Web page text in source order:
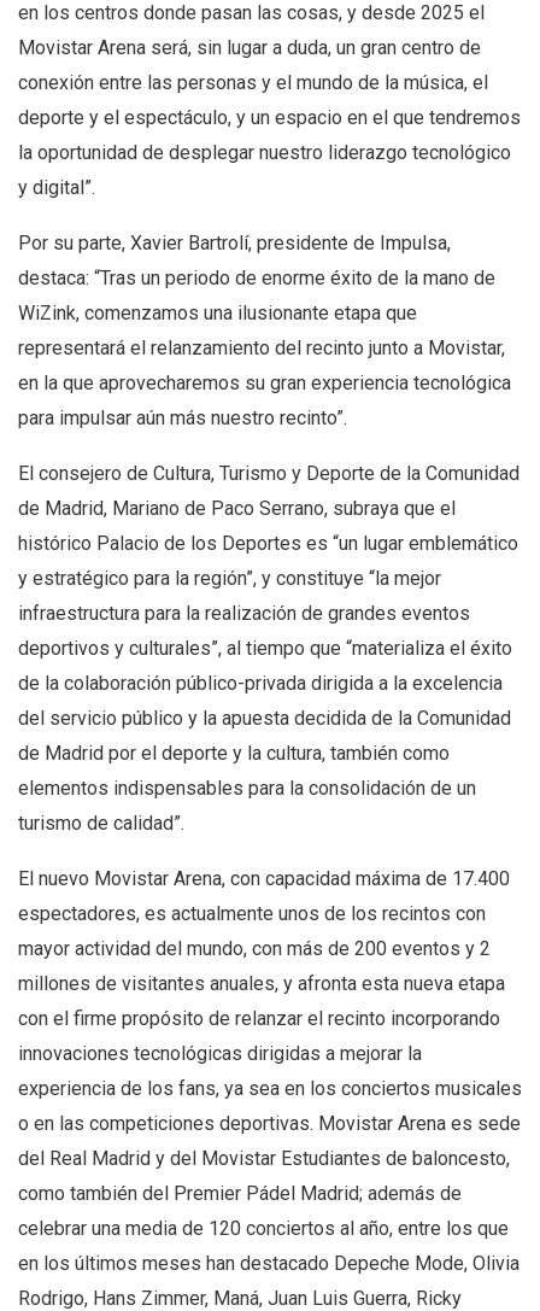
en los centros donde pasan las cosas, y desde 2025 el
Movistar Arena será, sin lugar a duda, un gran centro de
conexión entre las personas y el mundo de la música, el
deporte y el espectáculo, y un espacio en el que tendremos
la oportunidad de desplegar nuestro liderazgo tecnológico
y digital”.
Por su parte, Xavier Bartrolí, presidente de Impulsa,
destaca: “Tras un periodo de enorme éxito de la mano de
WiZink, comenzamos una ilusionante etapa que
representará el relanzamiento del recinto junto a Movistar,
en la que aprovecharemos su gran experiencia tecnológica
para impulsar aún más nuestro recinto”.
El consejero de Cultura, Turismo y Deporte de la Comunidad
de Madrid, Mariano de Paco Serrano, subraya que el
histórico Palacio de los Deportes es “un lugar emblemático
y estratégico para la región”, y constituye “la mejor
infraestructura para la realización de grandes eventos
deportivos y culturales”, al tiempo que “materializa el éxito
de la colaboración público-privada dirigida a la excelencia
del servicio público y la apuesta decidida de la Comunidad
de Madrid por el deporte y la cultura, también como
elementos indispensables para la consolidación de un
turismo de calidad”.
El nuevo Movistar Arena, con capacidad máxima de 17.400
espectadores, es actualmente unos de los recintos con
mayor actividad del mundo, con más de 200 eventos y 2
millones de visitantes anuales, y afronta esta nueva etapa
con el firme propósito de relanzar el recinto incorporando
innovaciones tecnológicas dirigidas a mejorar la
experiencia de los fans, ya sea en los conciertos musicales
o en las competiciones deportivas. Movistar Arena es sede
del Real Madrid y del Movistar Estudiantes de baloncesto,
como también del Premier Pádel Madrid; además de
celebrar una media de 120 conciertos al año, entre los que
en los últimos meses han destacado Depeche Mode, Olivia
Rodrigo, Hans Zimmer, Maná, Juan Luis Guerra, Ricky